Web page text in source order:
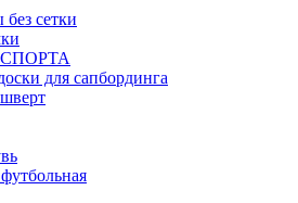
без сетки
для сапбординга